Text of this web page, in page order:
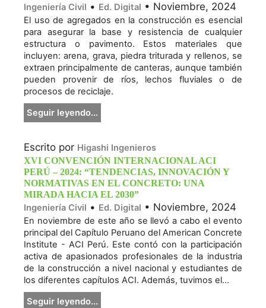
Ingeniería Civil • Ed. Digital • Noviembre, 2024
El uso de agregados en la construcción es esencial
para asegurar la base y resistencia de cualquier
estructura o pavimento. Estos materiales que
incluyen: arena, grava, piedra triturada y rellenos, se
extraen principalmente de canteras, aunque también
pueden provenir de ríos, lechos fluviales o de
procesos de reciclaje.
Seguir leyendo...
Escrito por Higashi Ingenieros
XVI CONVENCIÓN INTERNACIONAL ACI
PERÚ – 2024: “TENDENCIAS, INNOVACIÓN Y
NORMATIVAS EN EL CONCRETO: UNA
MIRADA HACIA EL 2030”
Ingeniería Civil • Ed. Digital • Noviembre, 2024
En noviembre de este año se llevó a cabo el evento
principal del Capítulo Peruano del American Concrete
Institute - ACI Perú. Este contó con la participación
activa de apasionados profesionales de la industria
de la construcción a nivel nacional y estudiantes de
los diferentes capítulos ACI. Además, tuvimos el...
Seguir leyendo...